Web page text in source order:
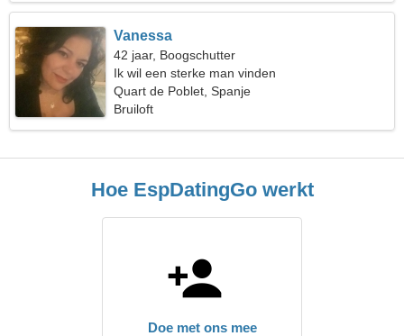
Vanessa
42 jaar, Boogschutter
Ik wil een sterke man vinden
Quart de Poblet, Spanje
Bruiloft
Hoe EspDatingGo werkt
Doe met ons mee